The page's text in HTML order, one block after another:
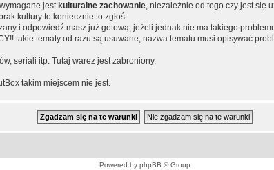
jest kulturalne zachowanie, niezależnie od tego czy jest się
kultury to koniecznie to zgłoś.
i odpowiedź masz już gotową, jeżeli jednak nie ma takiego
takie tematy od razu są usuwane, nazwa tematu musi opisywać
seriali itp. Tutaj warez jest zabroniony.
takim miejscem nie jest.
Powered by phpBB © Group